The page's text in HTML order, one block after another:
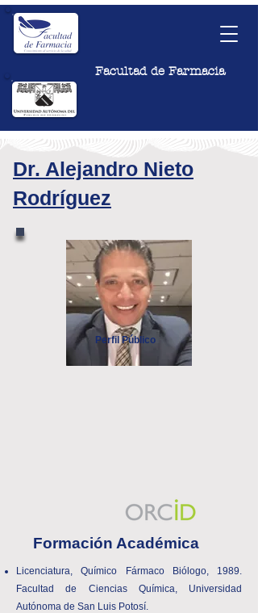
Facultad de Farmacia
Dr. Alejandro Nieto
Rodríguez
Perfil Público
Formación Académica
Licenciatura, Químico Fármaco Biólogo, 1989.
Facultad de Ciencias Química, Universidad
Autónoma de San Luis Potosí.